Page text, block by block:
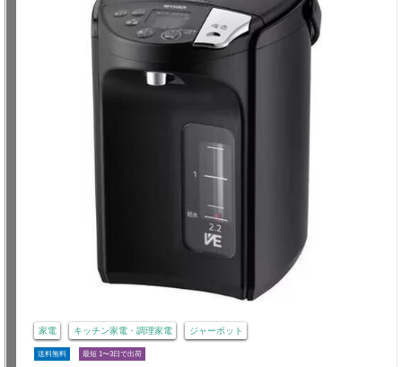
家電 キッチン家電・調理家電 ジャーポット
送料無料 最短 1〜3日で出荷